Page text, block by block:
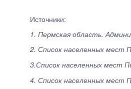
Источники:
1. Пермская область.
2. Список населенных мест
3.Список населенных мест
4. Список населенных мест